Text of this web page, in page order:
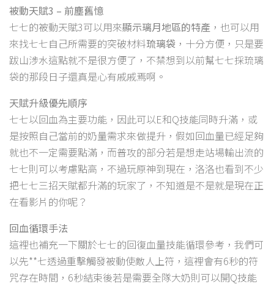
被動天賦3 – 前塵舊憶
七七的被動天賦3可以用來顯示璃月地區的特產 ，也可以用
來找七七自己所需要的突破材料琉璃袋 ，十分方便，只是要
跋山涉水這點就不是很方便了，不禁想到以前幫七七採琉璃
袋的那段日子還真是心有戚戚焉啊。
天賦升級優先順序
七七以回血為主要功能，因此可以E和Q技能同時升滿，或
是按照自己當前的奶量需求來做提升，假如回血量已經足夠
就也不一定需要點滿，而普攻的部分若是想走站場輸出流的
七七則可以考慮點高，不過玩原神到現在，洛洛也看到不少
把七七三招天賦都升滿的玩家了，不知道是不是就是現在正
在看影片的你呢？
回血循環手法
這裡也補充一下關於七七的回復血量技能循環參考，我們可
以先**七透過重擊觸發被動使敵人上符，這裡會有6秒的符
咒存在時間，6秒結束後若是需要全隊大奶則可以開Q技能